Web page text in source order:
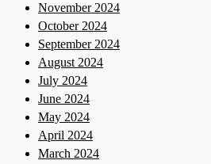
November 2024
October 2024
September 2024
August 2024
July 2024
June 2024
May 2024
April 2024
March 2024